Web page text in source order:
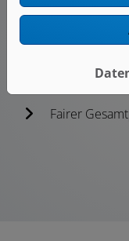
Individuelle
Fairer